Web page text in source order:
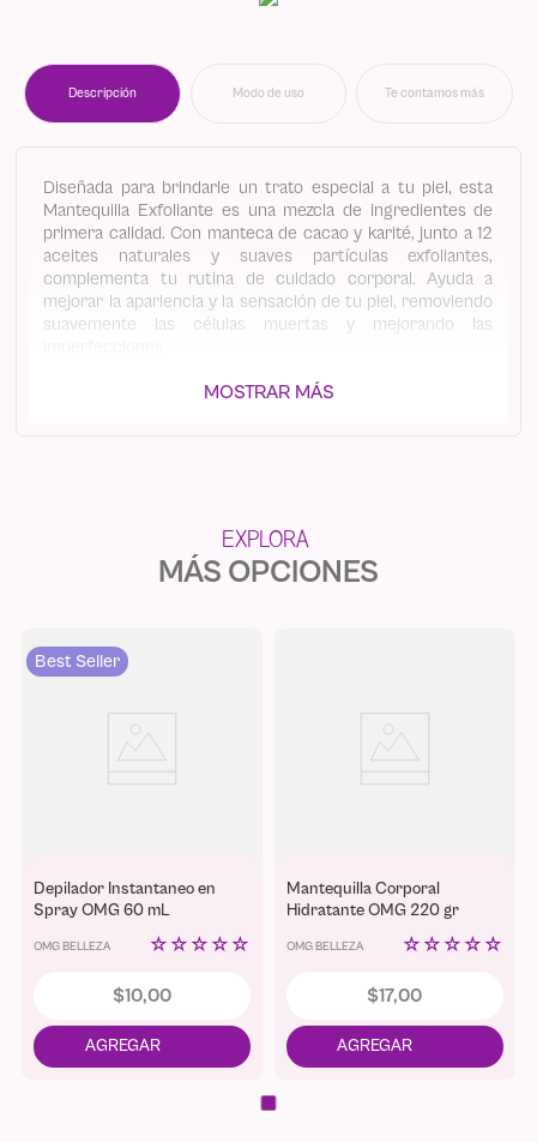
Descripción Modo de uso Te contamos más
Diseñada para brindarle un trato especial a tu piel, esta
Mantequilla Exfoliante es una mezcla de ingredientes de
primera calidad. Con manteca de cacao y karité, junto a 12
aceites naturales y suaves partículas exfoliantes,
complementa tu rutina de cuidado corporal. Ayuda a
mejorar la apariencia y la sensación de tu piel, removiendo
suavemente las células muertas y mejorando las
específicas como la cola y los senos.
Cada vez que la uses, tu piel lucirá radiante, joven y lista
para cualquier ocasión. ¡Dale a tu piel un toque de lujo con
esta mantequilla exfoliante única!
MOSTRAR MÁS
MÁS OPCIONES
Best Seller
Depilador Instantaneo en
Spray OMG 60 mL
OMG BELLEZA ☆ ☆ ☆ ☆ ☆
$10,00
Mantequilla Corporal
Hidratante OMG 220 gr
OMG BELLEZA ☆ ☆ ☆ ☆ ☆
$17,00